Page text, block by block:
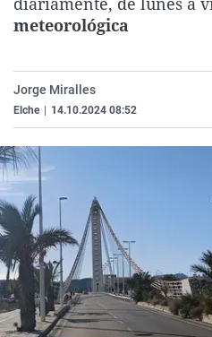
meteorológica
Jorge Miralles
Elche 14.10.2024 08:52